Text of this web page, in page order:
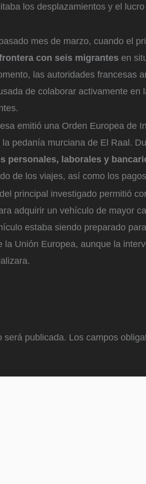
los desplazamientos y el
mes de marzo, cuando el
con seis migrantes en
las autoridades francesas
de colaborar activamente en
emitió una Orden Europea de
pedanía murciana de El Raal.
personales, laborales y
de los viajes, así como los
principal investigado permitió
adquirir un vehículo de mayor
estaba siendo preparado
Unión Europea, aunque la
será publicada. Los campos